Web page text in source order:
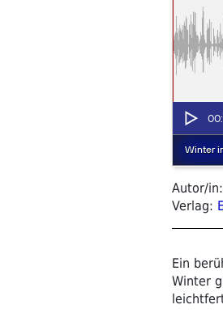
Autor/in:
Verlag:
Ein
Winter